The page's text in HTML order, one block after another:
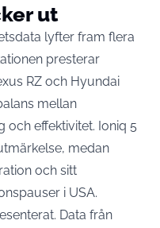
ut
lyfter fram flera
presterar
RZ och Hyundai
mellan
och effektivitet. Ioniq 5
medan
och sitt
i USA.
Data från